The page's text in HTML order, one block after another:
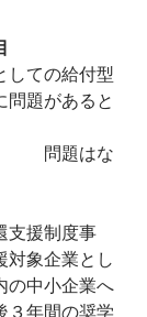
ての給付型
問題があると
　問題はな
支援制度事
対象企業とし
の中小企業へ
３年間の奨学